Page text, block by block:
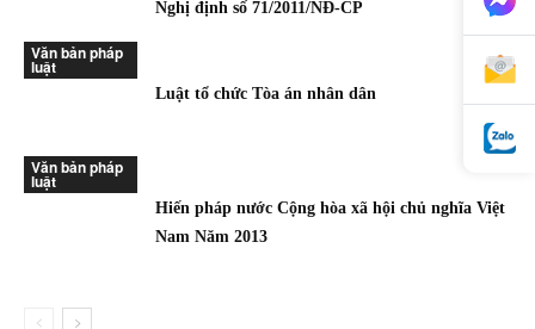
Nghị định số 71/2011/NĐ-CP
Văn bản pháp
luật
Luật tổ chức Tòa án nhân dân
Văn bản pháp
luật
Hiến pháp nước Cộng hòa xã hội chủ nghĩa Việt
Nam Năm 2013